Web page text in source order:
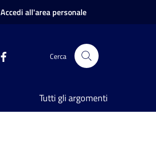
Accedi all'area personale
Cerca
Tutti gli argomenti